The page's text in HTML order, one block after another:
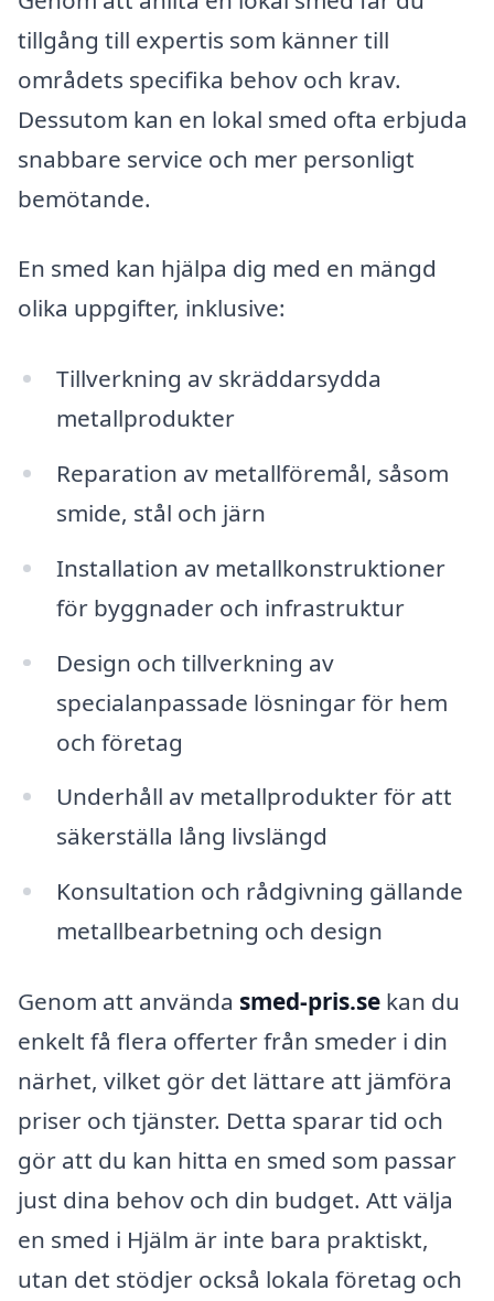
tillgång till expertis som känner till
områdets specifika behov och krav.
Dessutom kan en lokal smed ofta erbjuda
snabbare service och mer personligt
bemötande.
En smed kan hjälpa dig med en mängd
olika uppgifter, inklusive:
Tillverkning av skräddarsydda
metallprodukter
Reparation av metallföremål, såsom
smide, stål och järn
Installation av metallkonstruktioner
för byggnader och infrastruktur
Design och tillverkning av
specialanpassade lösningar för hem
och företag
Underhåll av metallprodukter för att
säkerställa lång livslängd
Konsultation och rådgivning gällande
metallbearbetning och design
Genom att använda smed-pris.se kan du
enkelt få flera offerter från smeder i din
närhet, vilket gör det lättare att jämföra
priser och tjänster. Detta sparar tid och
gör att du kan hitta en smed som passar
just dina behov och din budget. Att välja
en smed i Hjälm är inte bara praktiskt,
utan det stödjer också lokala företag och